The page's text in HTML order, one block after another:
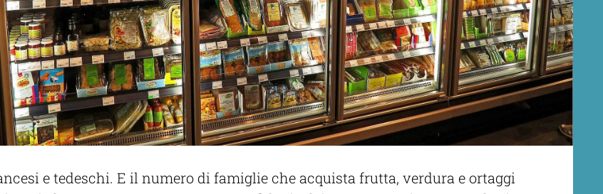
e tedeschi. E il numero di famiglie che acquista frutta, verdura e ortaggi